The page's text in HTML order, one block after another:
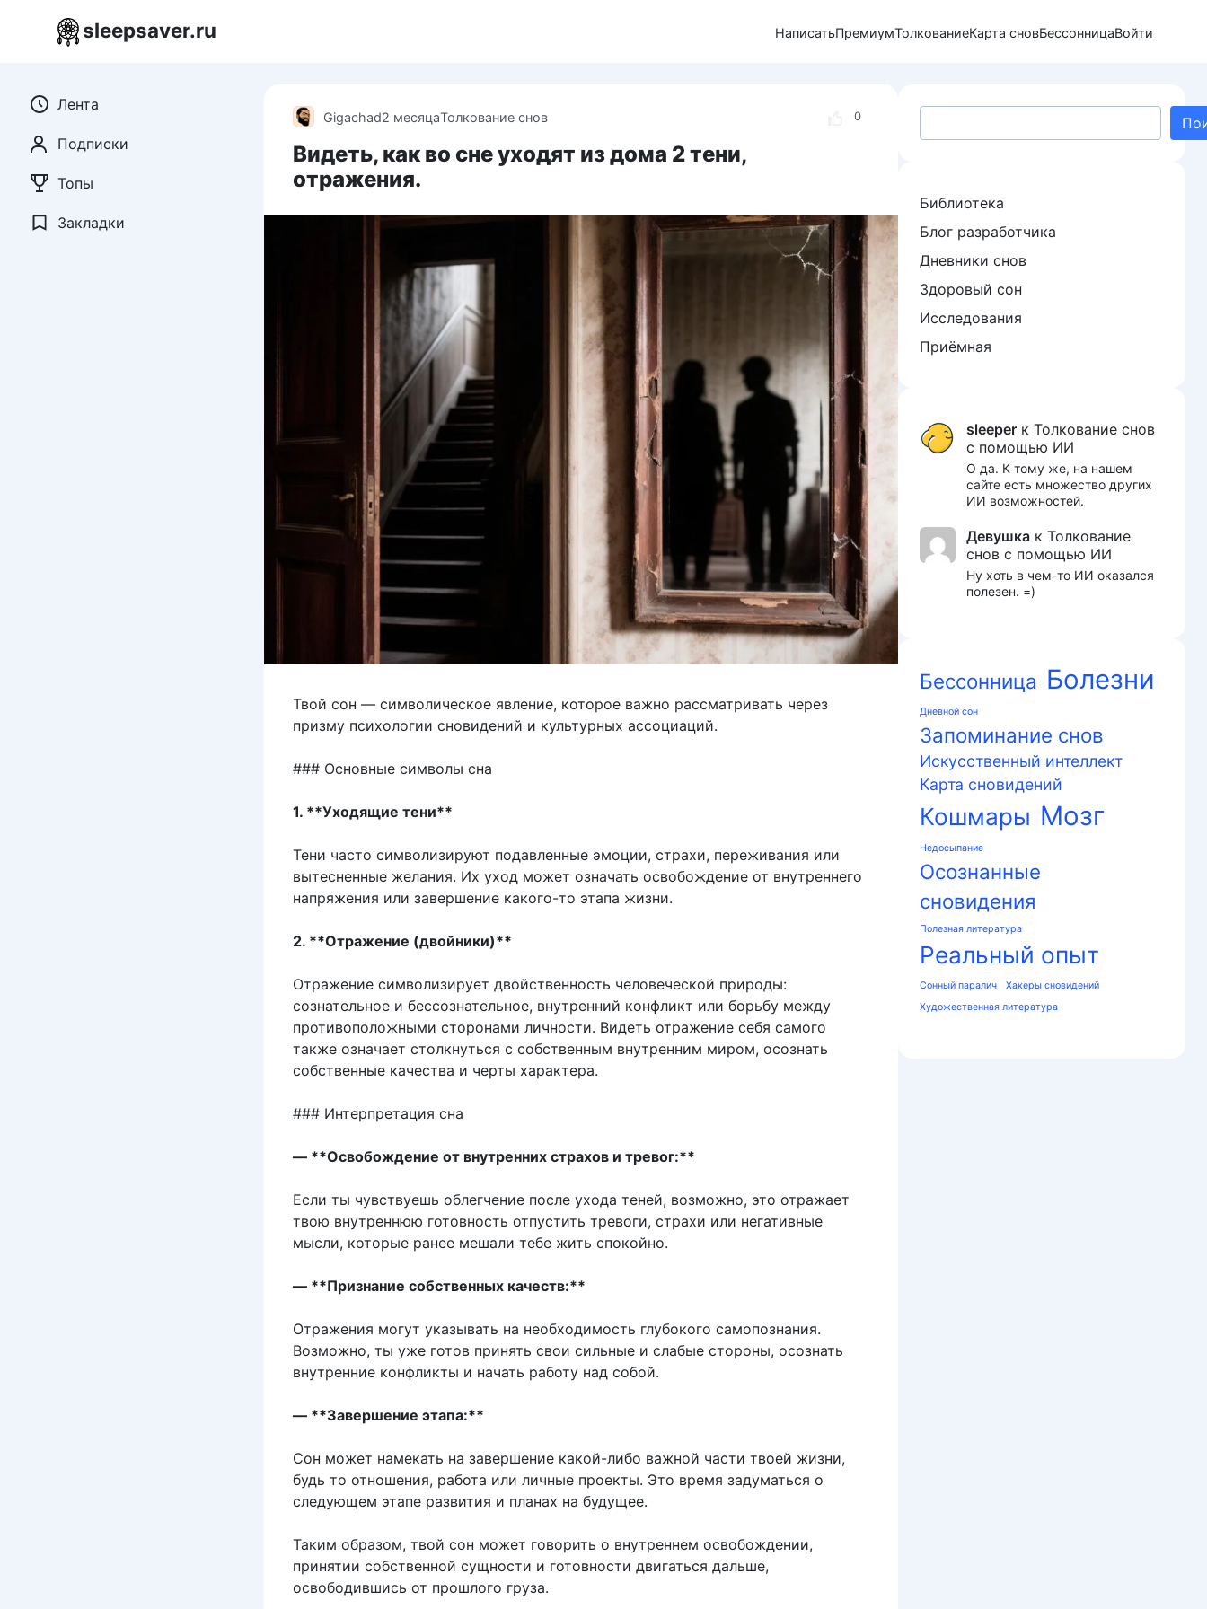
sleepsaver.ru НаписатьПремиумТолкованиеКарта сновБессонницаВойти
0
Gigachad2 месяцаТолкование снов
Видеть, как во сне уходят из дома 2 тени,
отражения.
Твой сон — символическое явление, которое важно рассматривать через
призму психологии сновидений и культурных ассоциаций.
### Основные символы сна
1. **Уходящие тени**
Тени часто символизируют подавленные эмоции, страхи, переживания или
вытесненные желания. Их уход может означать освобождение от внутреннего
напряжения или завершение какого-то этапа жизни.
2. **Отражение (двойники)**
Отражение символизирует двойственность человеческой природы:
сознательное и бессознательное, внутренний конфликт или борьбу между
противоположными сторонами личности. Видеть отражение себя самого
также означает столкнуться с собственным внутренним миром, осознать
собственные качества и черты характера.
### Интерпретация сна
— **Освобождение от внутренних страхов и тревог:**
Если ты чувствуешь облегчение после ухода теней, возможно, это отражает
твою внутреннюю готовность отпустить тревоги, страхи или негативные
мысли, которые ранее мешали тебе жить спокойно.
— **Признание собственных качеств:**
Отражения могут указывать на необходимость глубокого самопознания.
Возможно, ты уже готов принять свои сильные и слабые стороны, осознать
внутренние конфликты и начать работу над собой.
— **Завершение этапа:**
Сон может намекать на завершение какой-либо важной части твоей жизни,
будь то отношения, работа или личные проекты. Это время задуматься о
следующем этапе развития и планах на будущее.
Таким образом, твой сон может говорить о внутреннем освобождении,
принятии собственной сущности и готовности двигаться дальше,
освободившись от прошлого груза.
Лента
Подписки
Топы
Закладки
Библиотека
Блог разработчика
Дневники снов
Здоровый сон
Исследования
Приёмная
sleeper к Толкование снов
с помощью ИИ
О да. К тому же, на нашем
сайте есть множество других
ИИ возможностей.
Девушка к Толкование
снов с помощью ИИ
Ну хоть в чем-то ИИ оказался
полезен. =)
Бессонница Болезни
Дневной сон
Запоминание снов
Искусственный интеллект
Карта сновидений
Кошмары Мозг
Недосыпание
Осознанные
сновидения
Полезная литература
Реальный опыт
Сонный паралич
Хакеры сновидений
Художественная литература